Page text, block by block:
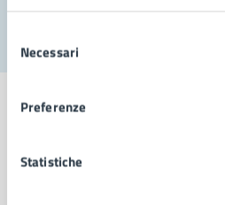
delNecessari
Preferenze
StatisticheComune di Napoli